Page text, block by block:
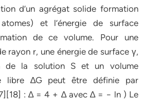
d’un agrégat solide formation
et l’énergie de surface
de ce volume. Pour une
rayon r, une énergie de surface γ,
de la solution S et un volume
libre ∆G peut être définie par
: ∆ = 4 + ∆ avec ∆ = − ln ) Le